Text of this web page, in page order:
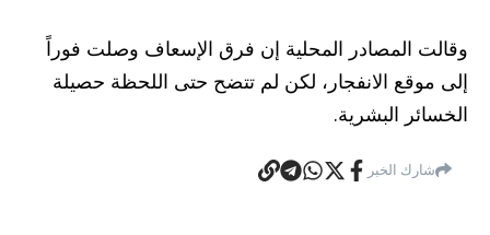
وقالت المصادر المحلية إن فرق الإسعاف وصلت فوراً
إلى موقع الانفجار، لكن لم تتضح حتى اللحظة حصيلة
الخسائر البشرية.
شارك الخبر